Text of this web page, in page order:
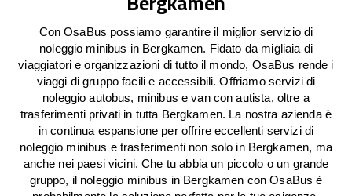
Con OsaBus possiamo garantire il miglior servizio di
noleggio minibus in Bergkamen. Fidato da migliaia di
viaggiatori e organizzazioni di tutto il mondo, OsaBus rende i
viaggi di gruppo facili e accessibili. Offriamo servizi di
noleggio autobus, minibus e van con autista, oltre a
trasferimenti privati in tutta Bergkamen. La nostra azienda è
in continua espansione per offrire eccellenti servizi di
noleggio minibus e trasferimenti non solo in Bergkamen, ma
anche nei paesi vicini. Che tu abbia un piccolo o un grande
gruppo, il noleggio minibus in Bergkamen con OsaBus è